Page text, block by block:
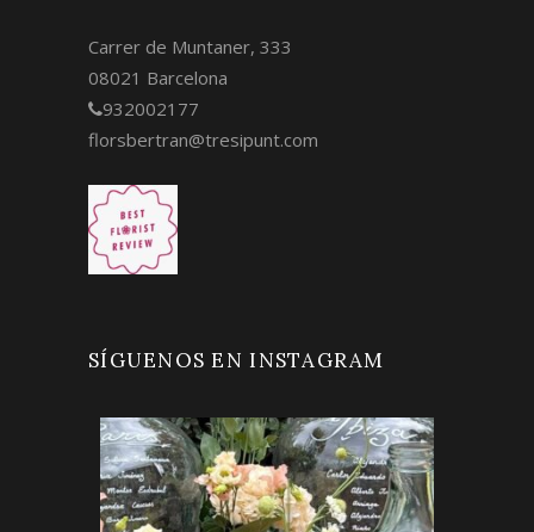
Carrer de Muntaner, 333
08021 Barcelona
932002177
florsbertran@tresipunt.com
SÍGUENOS EN INSTAGRAM